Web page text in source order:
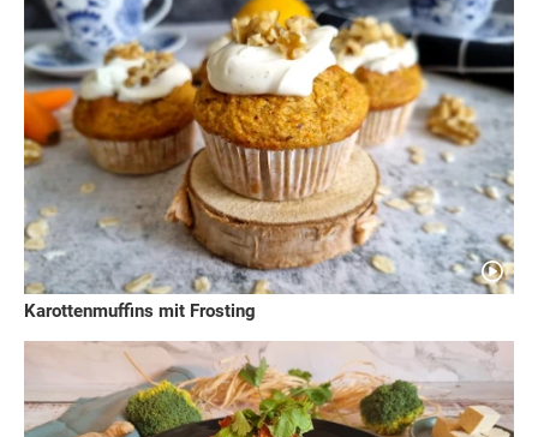
Karottenmuffins mit Frosting